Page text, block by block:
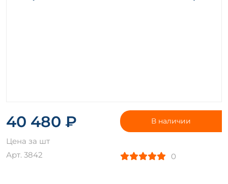
40 480 ₽
Цена за шт
Арт. 3842
В наличии
0